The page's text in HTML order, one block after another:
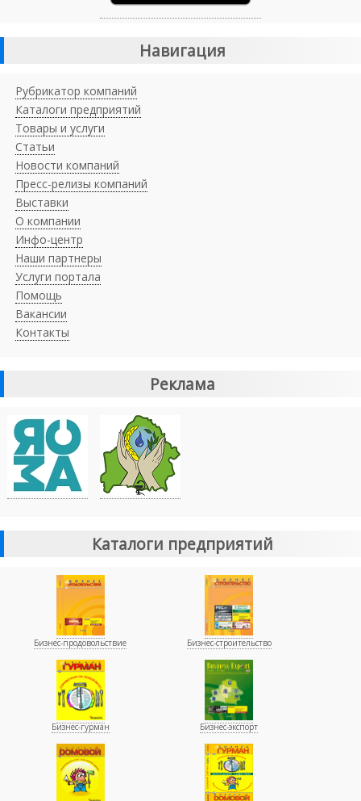
Навигация
Рубрикатор компаний
Каталоги предприятий
Товары и услуги
Статьи
Новости компаний
Пресс-релизы компаний
Выставки
О компании
Инфо-центр
Наши партнеры
Услуги портала
Помощь
Вакансии
Контакты
Реклама
Каталоги предприятий
Бизнес-продовольствие Бизнес-строительство
Бизнес-гурман Бизнес-экспорт